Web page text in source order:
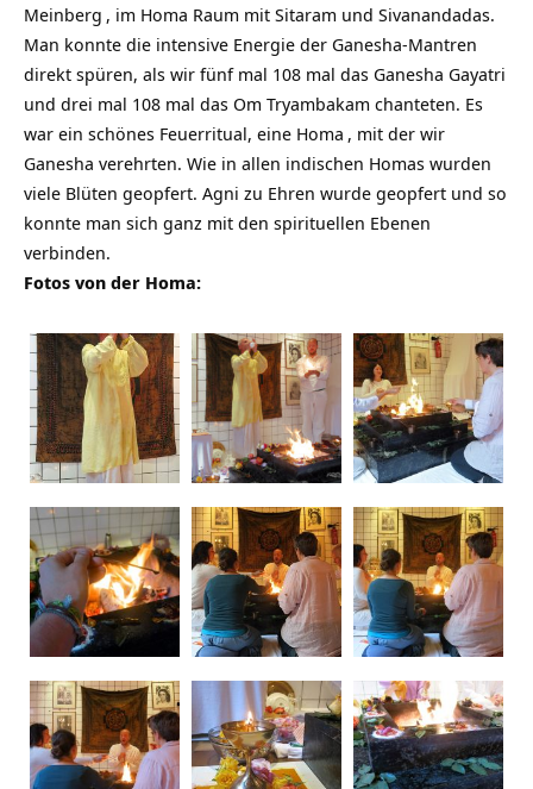
Meinberg , im Homa Raum mit Sitaram und Sivanandadas.
Man konnte die intensive Energie der Ganesha-Mantren
direkt spüren, als wir fünf mal 108 mal das Ganesha Gayatri
und drei mal 108 mal das Om Tryambakam chanteten. Es
war ein schönes Feuerritual, eine Homa , mit der wir
Ganesha verehrten. Wie in allen indischen Homas wurden
viele Blüten geopfert. Agni zu Ehren wurde geopfert und so
konnte man sich ganz mit den spirituellen Ebenen
verbinden.
Fotos von der Homa: